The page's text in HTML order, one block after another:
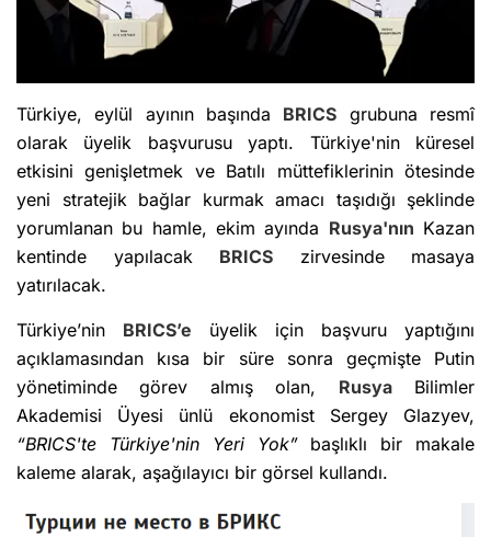
Türkiye, eylül ayının başında BRICS grubuna resmî
olarak üyelik başvurusu yaptı. Türkiye'nin küresel
etkisini genişletmek ve Batılı müttefiklerinin ötesinde
yeni stratejik bağlar kurmak amacı taşıdığı şeklinde
yorumlanan bu hamle, ekim ayında Rusya'nın Kazan
kentinde yapılacak BRICS zirvesinde masaya
yatırılacak.
Türkiye’nin BRICS’e üyelik için başvuru yaptığını
açıklamasından kısa bir süre sonra geçmişte Putin
yönetiminde görev almış olan, RusyaBilimler
Akademisi Üyesi ünlü ekonomist Sergey Glazyev,
“BRICS'te Türkiye'nin Yeri Yok”başlıklı bir makale
kaleme alarak, aşağılayıcı bir görsel kullandı.